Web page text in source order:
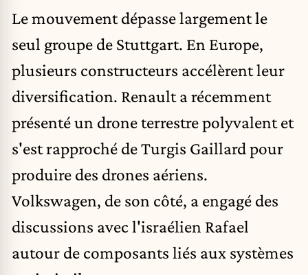
Le mouvement dépasse largement le
seul groupe de Stuttgart. En Europe,
plusieurs constructeurs accélèrent leur
diversification. Renault a récemment
présenté un drone terrestre polyvalent et
s'est rapproché de Turgis Gaillard pour
produire des drones aériens.
Volkswagen, de son côté, a engagé des
discussions avec l'israélien Rafael
autour de composants liés aux systèmes